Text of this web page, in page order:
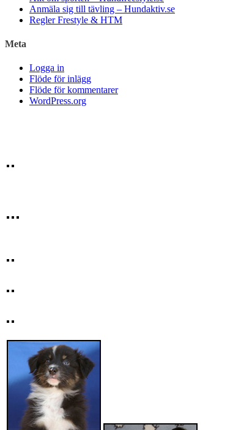
Anmäla sig till tävling – Hundaktiv.se
Regler Frestyle & HTM
Meta
Logga in
Flöde för inlägg
Flöde för kommentarer
WordPress.org